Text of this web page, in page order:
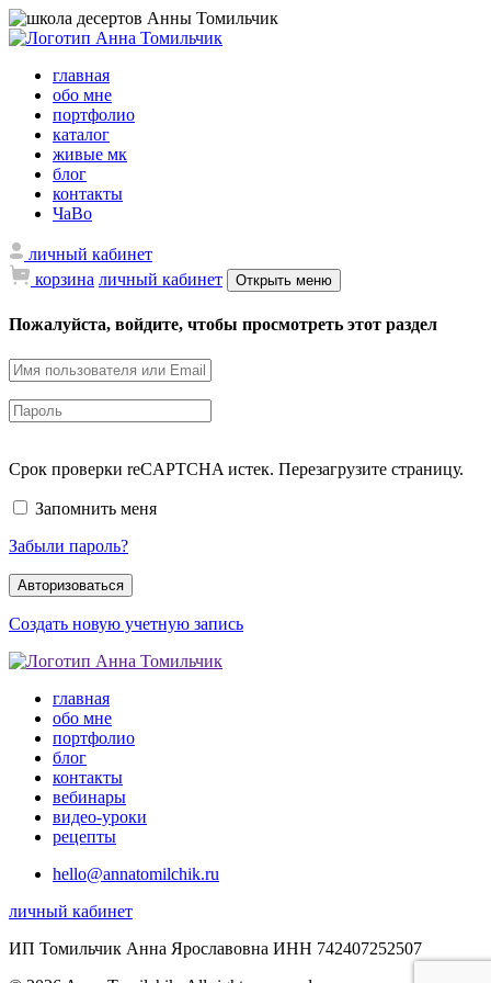
главная
обо мне
портфолио
каталог
живые мк
блог
контакты
ЧаВо
личный кабинет
корзина личный кабинет Открыть меню
Пожалуйста, войдите, чтобы просмотреть этот раздел
Срок проверки reCAPTCHA истек. Перезагрузите страницу.
Запомнить меня
Забыли пароль?
Создать новую учетную запись
главная
обо мне
портфолио
блог
контакты
вебинары
видео-уроки
рецепты
hello@annatomilchik.ru
личный кабинет
ИП Томильчик Анна Ярославовна ИНН 742407252507